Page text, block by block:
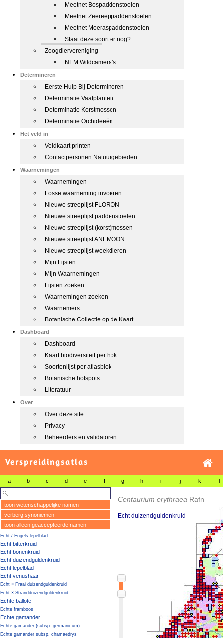
Meetnet Bospaddenstoelen
Meetnet Zeereeppaddenstoelen
Meetnet Moeraspaddenstoelen
Staat deze soort er nog?
Zoogdiervereniging
NEM Wildcamera's
Determineren
Eerste Hulp Bij Determineren
Determinatie Vaatplanten
Determinatie Korstmossen
Determinatie Orchideeën
Het veld in
Veldkaart printen
Contactpersonen Natuurgebieden
Waarnemingen
Waarnemingen
Losse waarneming invoeren
Nieuwe streeplijst FLORON
Nieuwe streeplijst paddenstoelen
Nieuwe streeplijst (korst)mossen
Nieuwe streeplijst ANEMOON
Nieuwe streeplijst weekdieren
Mijn Lijsten
Mijn Waarnemingen
Lijsten zoeken
Waarnemingen zoeken
Waarnemers
Botanische Collectie op de Kaart
Dashboard
Dashboard
Kaart biodiversiteit per hok
Soortenlijst per atlasblok
Botanische hotspots
Literatuur
Over
Over deze site
Privacy
Beheerders en validatoren
Verspreidingsatlas
a b c d e f g h i j k l
toon wetenschappelijke namen
verberg synoniemen
toon alleen geaccepteerde namen
Echt / Engels lepelblad
Echt bitterkruid
Echt bonenkruid
Echt duizendguldenkruid
Echt lepelblad
Echt venushaar
Echt × Fraai duizendguldenkruid
Echt × Strandduizendguldenkruid
Echte ballote
Echte framboos
Echte gamander
Echte gamander (subsp. germanicum)
Echte gamander subsp. chamaedrys
Centaurium erythraea Rafn
Echt duizendguldenkruid